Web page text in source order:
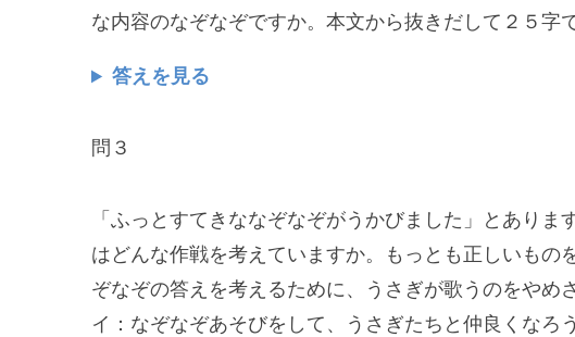
な内容のなぞなぞですか。本文から抜きだして２５字
答えを見る
問３
「ふっとすてきななぞなぞがうかびました」とあり
はどんな作戦を考えていますか。もっとも正しいもの
ぞなぞの答えを考えるために、うさぎが歌うのをやめ
イ：なぞなぞあそびをして、うさぎたちと仲良くなろ